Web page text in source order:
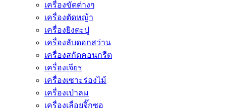
เครื่องขัดต่างๆ
เครื่องตัดหญ้า
เครื่องยิงตะปู
เครื่องลับดอกสว่าน
เครื่องสกัดคอนกรีต
เครื่องเจียร
เครื่องเซาะร่องไม้
เครื่องเป่าลม
เครื่องเลื่อยจิ๊กซอ